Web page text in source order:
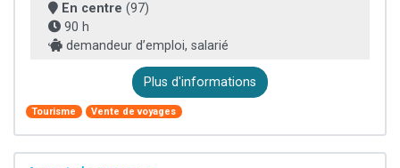
En centre (97)
90 h
demandeur d’emploi, salarié
Plus d'informations
Tourisme Vente de voyages